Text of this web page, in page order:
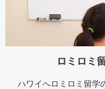
ロミロミ
ハワイへロミロミ留学